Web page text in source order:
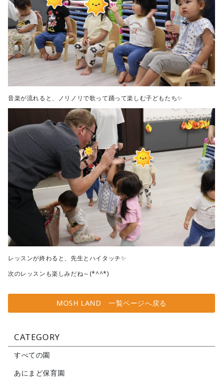
音楽が流れると、ノリノリで歌って踊って楽しむ子どもたち✨
レッスンが終わると、先生とハイタッチ✨
次のレッスンも楽しみだね～(*^^*)
MOSH LAND 一覧ページへ戻る
CATEGORY
すべての園
あにまど保育園